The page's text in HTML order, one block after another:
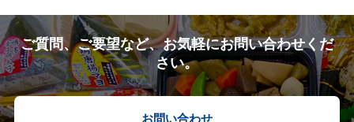
ご質問、ご要望など、お気軽にお問い合わせくだ
さい。
お問い合わせ